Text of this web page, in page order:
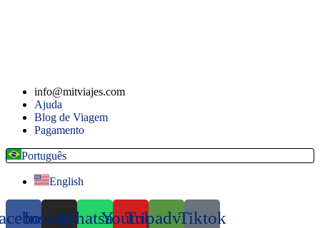
info@mitviajes.com
Ajuda
Blog de Viagem
Pagamento
Português
English
InstagramWhatsappYoutube
Tripadvisor
Tiktok